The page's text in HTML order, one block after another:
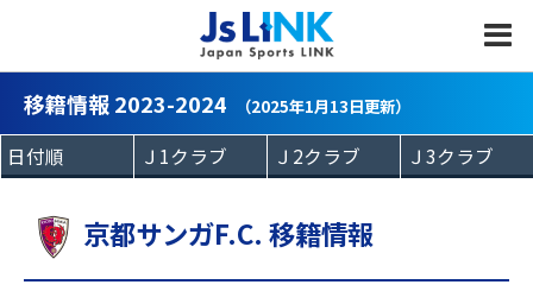
移籍情報 2023-2024 （2025年1月13日更新）
京都サンガF.C. 移籍情報